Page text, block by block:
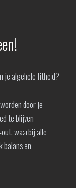
je algehele fitheid?
door je
te blijven
waarbij alle
balans en